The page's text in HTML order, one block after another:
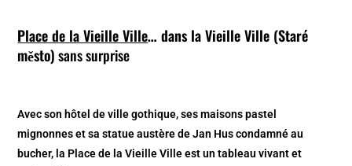
Place de la Vieille Ville… dans la Vieille Ville (Staré
město)sans surprise
Avec son hôtel de ville gothique, ses maisons pastel
mignonnes et sa statue austère de Jan Hus condamné au
bucher, la Place de la Vieille Ville est un tableau vivant et